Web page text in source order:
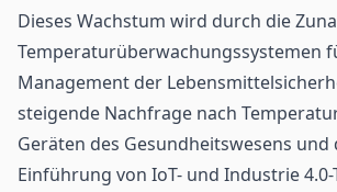
Dieses Wachstum wird durch die
Temperaturüberwachungssystemen
Management der
steigende Nachfrage nach
Geräten des Gesundheitswesens
Einführung von IoT- und Industrie 4.0